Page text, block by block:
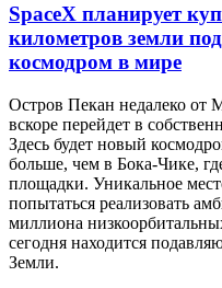
SpaceX планирует
километров земли
космодром в мире
Остров Пекан недалеко от
вскоре перейдет в
Здесь будет новый
больше, чем в Бока-Чике,
площадки. Уникальное
попытаться реализовать
миллиона
сегодня находится
Земли.